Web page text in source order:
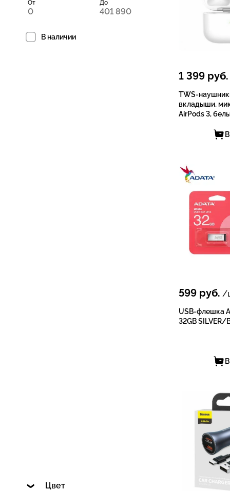
От До
В наличии
Цвет
1 399 руб.
TWS-
вкладыши,
AirPods 3,
599 руб. /
USB-флешка
32GB SILVER/